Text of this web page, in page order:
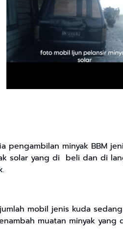
pengambilan minyak BBM
solar yang di beli dan di
mobil jenis kuda
muatan minyak yang